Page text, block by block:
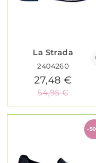
La Strada
2404260
27,48 €
54,95 €
-